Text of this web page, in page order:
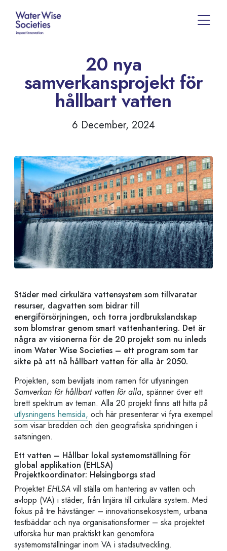
20 nya
samverkansprojekt för
hållbart vatten
6 December, 2024
Städer med cirkulära vattensystem som tillvaratar
resurser, dagvatten som bidrar till
energiförsörjningen, och torra jordbrukslandskap
som blomstrar genom smart vattenhantering. Det är
några av visionerna för de 20 projekt som nu inleds
inom Water Wise Societies – ett program som tar
sikte på att nå hållbart vatten för alla år 2050.
Projekten, som beviljats inom ramen för utlysningen
Samverkan för hållbart vatten för alla, spänner över ett
brett spektrum av teman. Alla 20 projekt finns att hitta på
utlysningens hemsida, och här presenterar vi fyra exempel
som visar bredden och den geografiska spridningen i
satsningen.
Ett vatten – Hållbar lokal systemomställning för
global applikation (EHLSA)
Projektkoordinator: Helsingborgs stad
ProjektetEHLSA vill ställa om hantering av vatten och
avlopp (VA) i städer, från linjära till cirkulära system. Med
fokus på tre hävstänger – innovationsekosystem, urbana
testbäddar och nya organisationsformer – ska projektet
utforska hur man praktiskt kan genomföra
systemomställningar inom VA i stadsutveckling.